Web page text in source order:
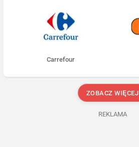
Carrefour
ZOBACZ WIĘCEJ
REKLAMA